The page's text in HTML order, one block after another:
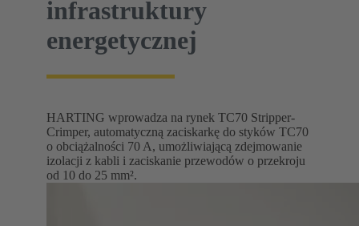
infrastruktury
energetycznej
HARTING wprowadza na rynek TC70 Stripper-
Crimper, automatyczną zaciskarkę do styków TC70
o obciążalności 70 A, umożliwiającą zdejmowanie
izolacji z kabli i zaciskanie przewodów o przekroju
od 10 do 25 mm².